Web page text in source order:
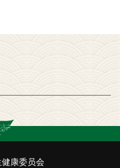
康委员会